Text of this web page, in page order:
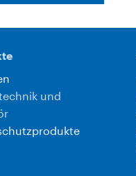
und